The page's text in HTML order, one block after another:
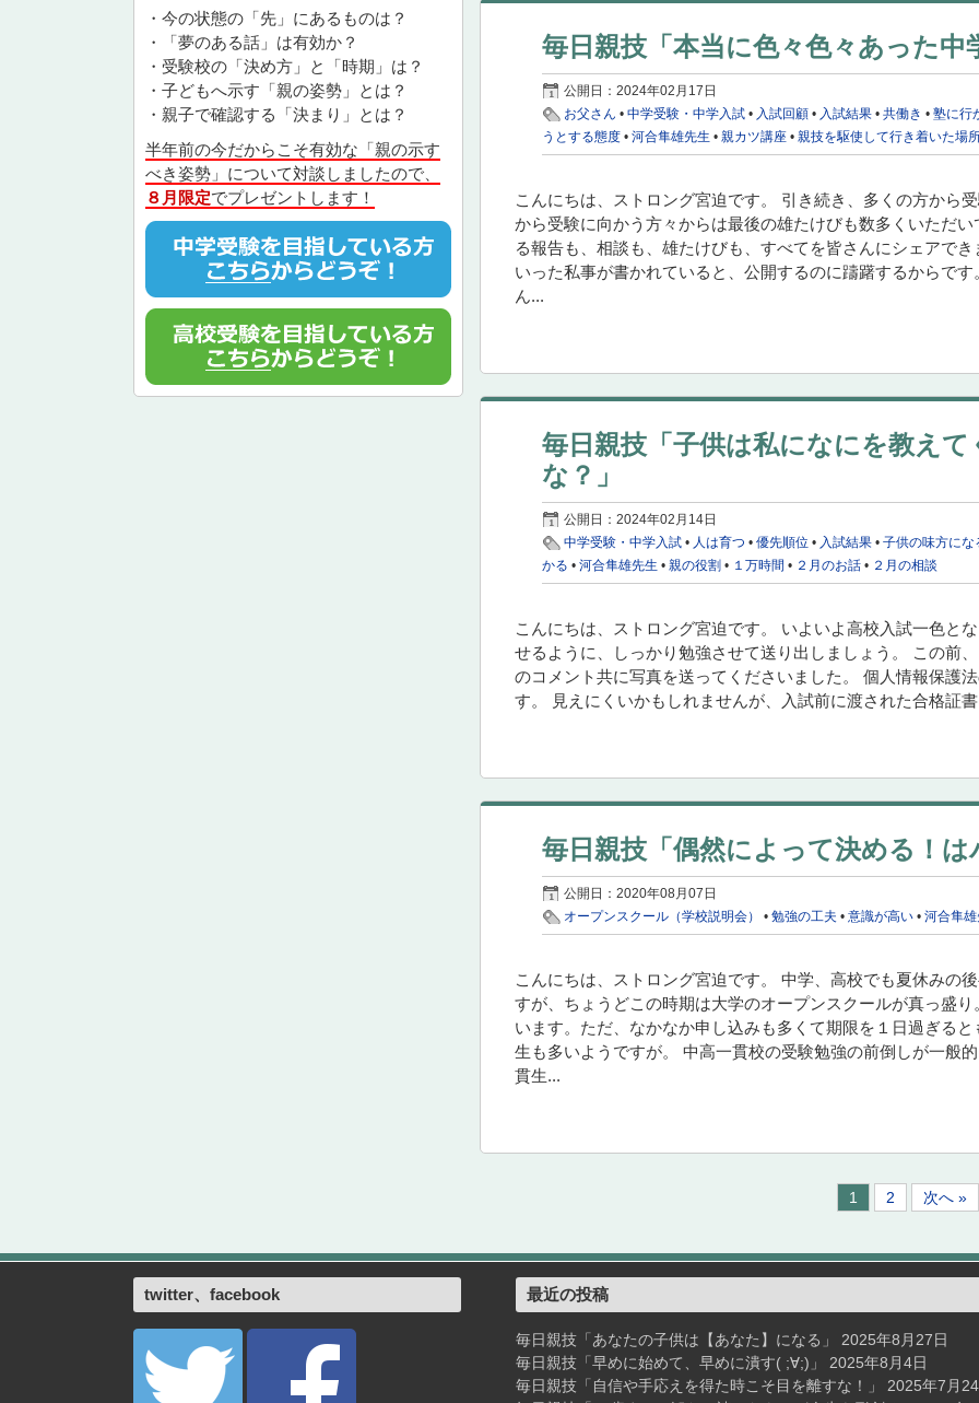
毎日親技「本当に色々色々あった中
公開日：2024年02月17日
お父さん •中学受験・中学入試 • 入試回顧 • 入試結果 •共働き •塾に行
うとする態度 •河合隼雄先生 •親カツ講座 •親技を駆使して行き着いた場
こんにちは、ストロング宮迫です。 引き続き、多くの方から
から受験に向かう方々からは最後の雄たけびも数多くいただ
る報告も、相談も、雄たけびも、すべてを皆さんにシェアで
いった私事が書かれていると、公開するのに躊躇するからで
ん...
毎日親技「子供は私になにを教え
な？」
公開日：2024年02月14日
中学受験・中学入試 • 人は育つ •優先順位 • 入試結果 •子供の味方にな
かる •河合隼雄先生 •親の役割 • １万時間 • ２月のお話 • ２月の相談
こんにちは、ストロング宮迫です。 いよいよ高校入試一色と
せるように、しっかり勉強させて送り出しましょう。 この前
のコメント共に写真を送ってくださいました。 個人情報保護
す。 見えにくいかもしれませんが、入試前に渡された合格証
毎日親技「偶然によって決める！は
公開日：2020年08月07日
オープンスクール（学校説明会）
•勉強の工夫 •意識が高い •河合隼雄
こんにちは、ストロング宮迫です。 中学、高校でも夏休みの
すが、ちょうどこの時期は大学のオープンスクールが真っ盛
います。ただ、なかなか申し込みも多くて期限を１日過ぎる
生も多いようですが。 中高一貫校の受験勉強の前倒しが一般
貫生...
1 2 次へ »
・今の状態の「先」にあるものは？
・「夢のある話」は有効か？
・受験校の「決め方」と「時期」は？
・子どもへ示す「親の姿勢」とは？
・親子で確認する「決まり」とは？
半年前の今だからこそ有効な「親の示す
べき姿勢」について対談しましたので、
８月限定でプレゼントします！
twitter、facebook 最近の投稿
毎日親技「あなたの子供は【あなた】になる」
2025年8月27日
毎日親技「早めに始めて、早めに潰す( ;∀;)」
2025年8月4日
毎日親技「自信や手応えを得た時こそ目を離すな！」
2025年7月